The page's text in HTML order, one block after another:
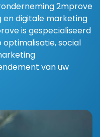
2mprove
en digitale marketing
is gespecialiseerd
optimalisatie, social
van uw